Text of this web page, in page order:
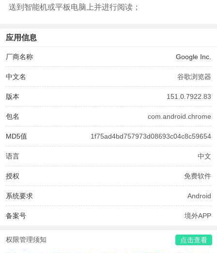
送到智能机或平板电脑上并进行阅读；
应用信息
厂商名称 Google Inc.
中文名 谷歌浏览器
版本 151.0.7922.83
包名 com.android.chrome
MD5值 1f75ad4bd757973d08693c04c8c59654
语言 中文
授权 免费软件
系统要求 Android
备案号 境外APP
权限管理须知 点击查看